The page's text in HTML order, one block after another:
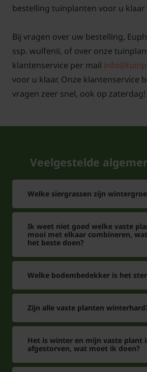
planten
grassen
. Ook wordt de
characias subsp wulfenii gebruikt
tuin.
Behoort Euphorbia
wulfenii tot de vaste
planten. De bloemen zijn
soort heeft mooi grijsgroen blad
Krijgt elke Euphorbia
groengele bloemetjes?
Eigenlijk alle Wolfsmelk soorten
gele bloemtrossen, deze
vaak groen terug. Er zijn soorten
bladeren en er zijn ook Wolfsmelk
tot purperrode bladeren. De
waar voor je geen groene vingers
een makkelijke borderplant. De
bestelling tuinplanten voor u klaar
Bij vragen over uw bestelling,
ssp. wulfenii, of over onze
klantenservice per mail
voor u klaar. Onze klantenservice
vragen zeer snel, ook op zaterdag!
Veelgestelde
Welke siergrassen zijn
Ik weet niet goed welke vaste
mooi met elkaar combineren,
het beste doen?
Welke bodembedekker is het
Zijn alle vaste planten
Het is winter en mijn vaste plant
afgestorven, wat moet ik doen?